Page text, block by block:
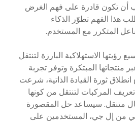
أن تكون قادرة على فهم الغرض
هذا الفهم تطوّر الذكاء
المتكرر مع المستخدم.
الاستهلاكية البارزة لتنتقل
منتجاتها المبتكرة وتوفر تجربة
ثورة القيادة الذاتية، شرعت
المركبات لتنتقل من كونها
متنقل. سيساعد حل المقصورة
من إل جي، المستخدمين على